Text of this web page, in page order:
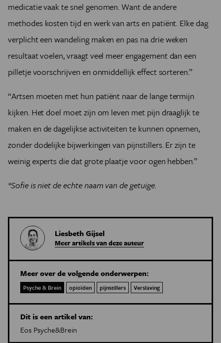
medicatie vaak te snel genomen. Want de andere
methodes kosten tijd en werk van arts en patiënt. Elke dag
verplicht een wandeling maken en pas na drie weken
resultaat voelen, vraagt veel meer engagement dan een
pilletje voorschrijven en onmiddellijk effect sorteren.”
“Artsen moeten met hun patiënt naar de lange termijn
kijken. Het doel moet zijn om leven met pijn draaglijk te
maken en de dagelijkse activiteiten te kunnen opnemen,
zonder dodelijke bijwerkingen van pijnstillers. Er zijn te
weinig experts die dat grote plaatje voor ogen hebben.”
*Sofie is niet de echte naam van de getuige.
Liesbeth Gijsel
Meer artikels van deze auteur
Meer over de volgende onderwerpen:
Psyche & Brein opioïden pijnstillers Verslaving
Dit is een artikel van:
Eos Psyche&Brein